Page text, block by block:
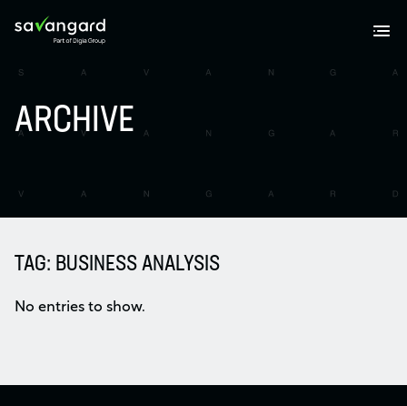
ARCHIVE
TAG: BUSINESS ANALYSIS
No entries to show.